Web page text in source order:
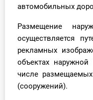
автомобильных
Размещение
осуществляется
рекламных
объектах
числе
(сооружений).